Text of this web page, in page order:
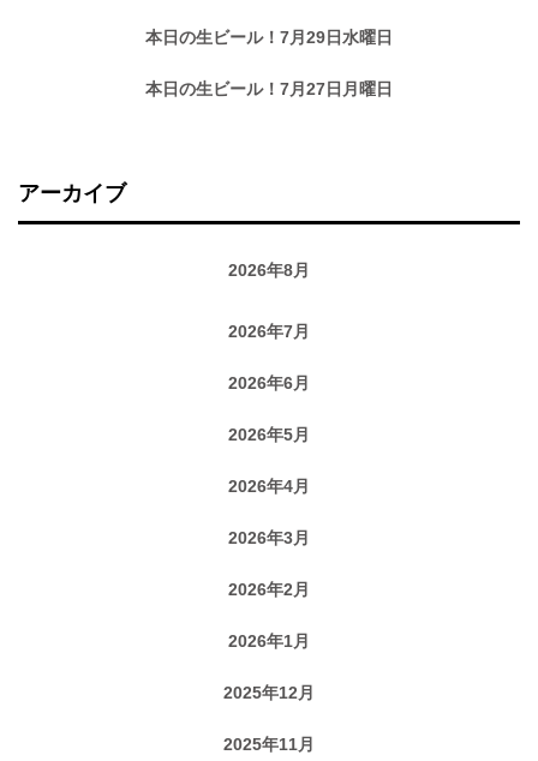
本日の生ビール！7月29日水曜日
本日の生ビール！7月27日月曜日
アーカイブ
2026年8月
2026年7月
2026年6月
2026年5月
2026年4月
2026年3月
2026年2月
2026年1月
2025年12月
2025年11月